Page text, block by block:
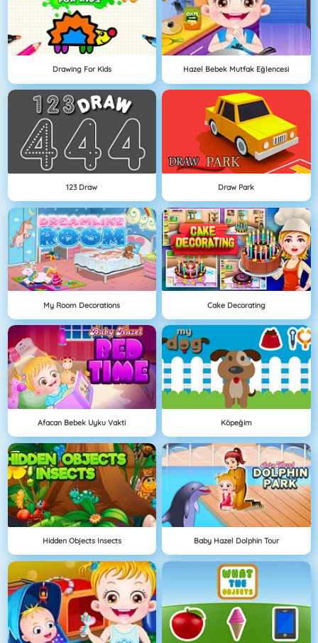
Drawing For Kids Hazel Bebek Mutfak Eğlencesi
123 Draw Draw Park
My Room Decorations Cake Decorating
Afacan Bebek Uyku Vakti Köpeğim
Hidden Objects Insects Baby Hazel Dolphin Tour